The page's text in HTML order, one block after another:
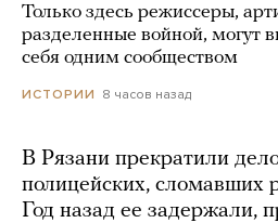
Только здесь режиссеры,
разделенные войной, могут
себя одним сообществом
ИСТОРИИ 8 часов назад
В Рязани прекратили
полицейских, сломавших
Год назад ее задержали,